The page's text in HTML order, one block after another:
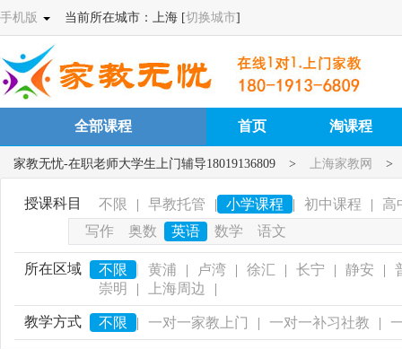
手机版 当前所在城市：上海 [切换城市]
全部课程 首页 淘课程
家教无忧-在职老师大学生上门辅导18019136809 > 上海家教网 >
授课科目 不限 | 早教托管 | 小学课程 | 初中课程 |
高
写作
奥数 英语 数学 语文
所在区域 不限 | 黄浦 | 卢湾 | 徐汇 | 长宁 | 静安 |
崇明
| 上海周边 |
教学方式 不限 | 一对一家教上门 | 一对一补习社教 |